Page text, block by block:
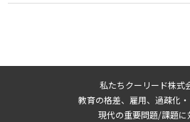
2026年2月の記事一覧(3)
2026年1月の記事一覧(3)
私たちクーリード株式
教育の格差、雇用、過疎化
現代の重要問題/課題に